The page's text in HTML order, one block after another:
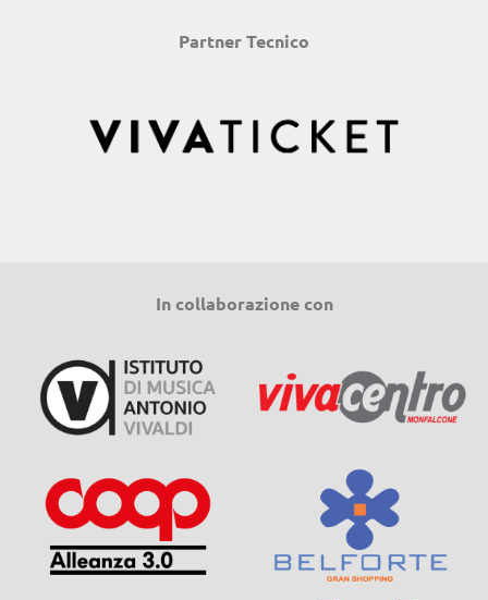
Partner Tecnico
In collaborazione con